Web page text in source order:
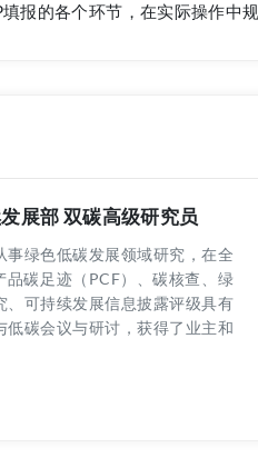
报的各个环节，在实际操作中
展部 双碳高级研究员
事绿色低碳发展领域研究，在全
品碳足迹（PCF）、碳核查、绿
、可持续发展信息披露评级具有
低碳会议与研讨，获得了业主和